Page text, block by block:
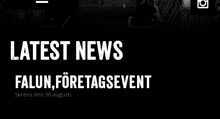
Music
Gigs
Gallery
Latest news
Falun,Företagsevent
Skrevs den 30 augusti